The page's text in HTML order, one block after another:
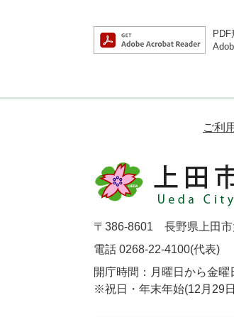
ご利
〒386-8601 長野県上田市
電話 0268-22-4100(代表)
開庁時間：月曜日から金
※祝日・年末年始(12月29